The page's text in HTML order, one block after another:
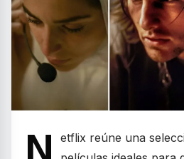
etflix reúne una